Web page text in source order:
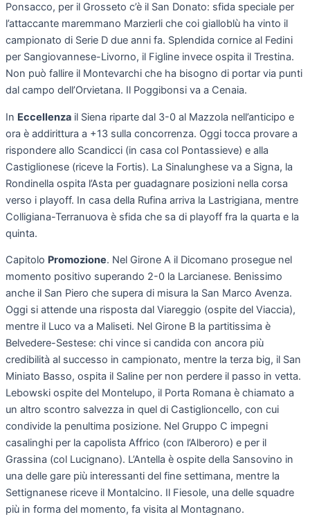
Ponsacco, per il Grosseto c’è il San Donato: sfida speciale per
l’attaccante maremmano Marzierli che coi gialloblù ha vinto il
campionato di Serie D due anni fa. Splendida cornice al Fedini
per Sangiovannese-Livorno, il Figline invece ospita il Trestina.
Non può fallire il Montevarchi che ha bisogno di portar via punti
dal campo dell’Orvietana. Il Poggibonsi va a Cenaia.
In Eccellenza il Siena riparte dal 3-0 al Mazzola nell’anticipo e
ora è addirittura a +13 sulla concorrenza. Oggi tocca provare a
rispondere allo Scandicci (in casa col Pontassieve) e alla
Castiglionese (riceve la Fortis). La Sinalunghese va a Signa, la
Rondinella ospita l’Asta per guadagnare posizioni nella corsa
verso i playoff. In casa della Rufina arriva la Lastrigiana, mentre
Colligiana-Terranuova è sfida che sa di playoff fra la quarta e la
quinta.
Capitolo Promozione. Nel Girone A il Dicomano prosegue nel
momento positivo superando 2-0 la Larcianese. Benissimo
anche il San Piero che supera di misura la San Marco Avenza.
Oggi si attende una risposta dal Viareggio (ospite del Viaccia),
mentre il Luco va a Maliseti. Nel Girone B la partitissima è
Belvedere-Sestese: chi vince si candida con ancora più
credibilità al successo in campionato, mentre la terza big, il San
Miniato Basso, ospita il Saline per non perdere il passo in vetta.
Lebowski ospite del Montelupo, il Porta Romana è chiamato a
un altro scontro salvezza in quel di Castiglioncello, con cui
condivide la penultima posizione. Nel Gruppo C impegni
casalinghi per la capolista Affrico (con l’Alberoro) e per il
Grassina (col Lucignano). L’Antella è ospite della Sansovino in
una delle gare più interessanti del fine settimana, mentre la
Settignanese riceve il Montalcino. Il Fiesole, una delle squadre
più in forma del momento, fa visita al Montagnano.